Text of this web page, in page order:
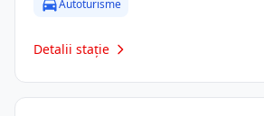
Autoturisme
Detalii stație